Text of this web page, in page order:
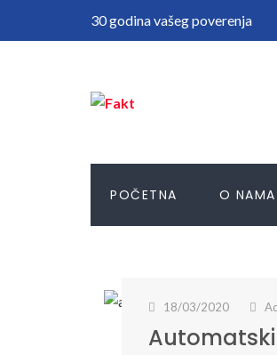
30 godina vašeg poverenja
POČETNA O NAMA
18/03/2020